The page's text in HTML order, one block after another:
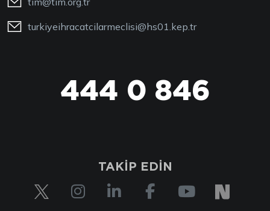
turkiyeihracatcilarmeclisi@hs01.kep.tr
444 0 846
TAKİP EDİN